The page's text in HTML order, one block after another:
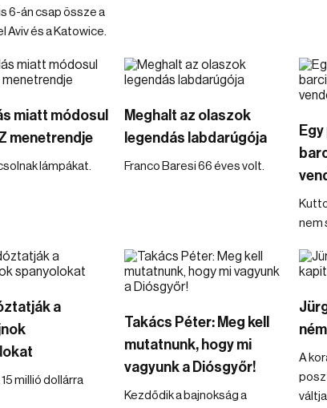
6-án csap össze a
Aviv és a Katowice.
miatt módosul
menetrendje
lámpákat.
Meghalt az olaszok
legendás labdarúgója
Franco Baresi 66 éves volt.
nem
a
millió dollárra
Takács Péter: Meg kell
mutatnunk, hogy mi
vagyunk a Diósgyőr!
Kezdődik a bajnokság a
A